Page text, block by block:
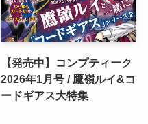
【発売中】コンプティーク
2026年1月号 / 鷹嶺ルイ&コ
ードギアス大特集